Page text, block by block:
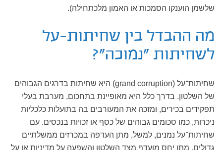
שלשמן הוענקו הסמכות או האמון מלכתחילה).
מה ההבדל בין שחיתות־על
לשחיתות "נמוכה"?
שחיתות־על (grand corruption) היא שחיתות בדרגים הגבוהים
של השלטון. בדרך כלל היא מאופיינת בתחכום, מערבת בעלי
תפקידים בכירים, ומזכה את המעורבים בה בתועלות כלכליות
ניכרות, כמו סכומים גבוהים של כסף או זכויות בנכסים. עם
שחיתות־על נמנים, למשל, מתן העדפה במכרזים ממשלתיים
גדולים, מתן יחס מועדף מצד השלטון והשפעה על מדיניות או על